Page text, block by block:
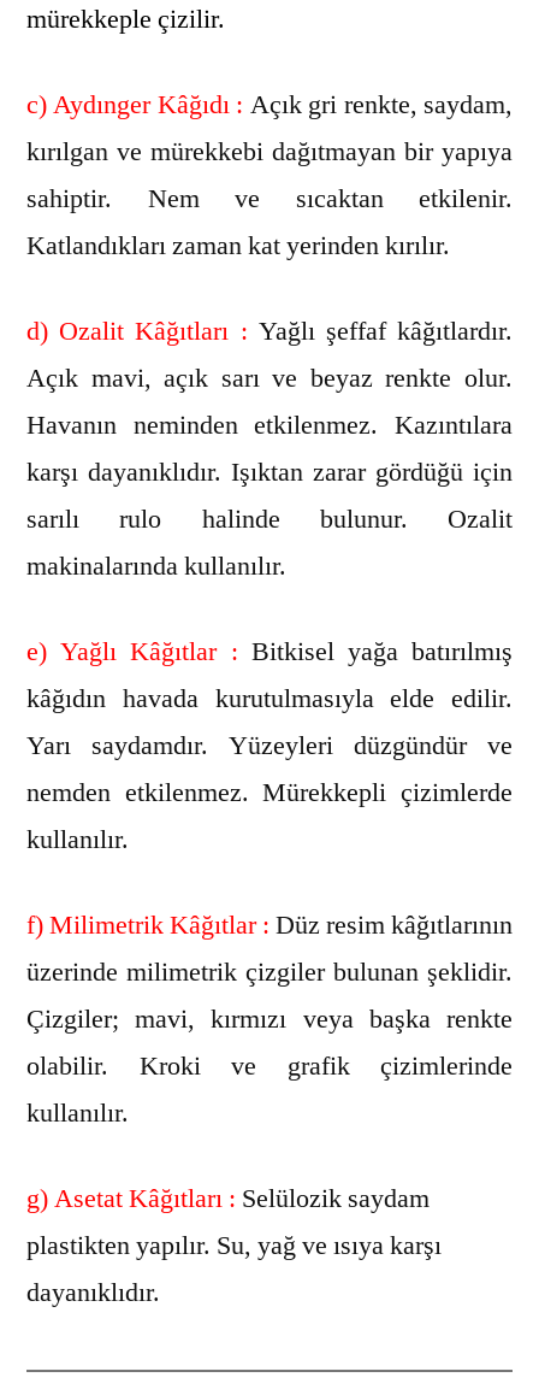
mürekkeple çizilir.
c) Aydınger Kâğıdı : Açık gri renkte, saydam,
kırılgan ve mürekkebi dağıtmayan bir yapıya
sahiptir. Nem ve sıcaktan etkilenir.
Katlandıkları zaman kat yerinden kırılır.
d) Ozalit Kâğıtları : Yağlı şeffaf kâğıtlardır.
Açık mavi, açık sarı ve beyaz renkte olur.
Havanın neminden etkilenmez. Kazıntılara
karşı dayanıklıdır. Işıktan zarar gördüğü için
sarılı rulo halinde bulunur. Ozalit
makinalarında kullanılır.
e) Yağlı Kâğıtlar : Bitkisel yağa batırılmış
kâğıdın havada kurutulmasıyla elde edilir.
Yarı saydamdır. Yüzeyleri düzgündür ve
nemden etkilenmez. Mürekkepli çizimlerde
kullanılır.
f) Milimetrik Kâğıtlar : Düz resim kâğıtlarının
üzerinde milimetrik çizgiler bulunan şeklidir.
Çizgiler; mavi, kırmızı veya başka renkte
olabilir. Kroki ve grafik çizimlerinde
kullanılır.
g) Asetat Kâğıtları : Selülozik saydam
plastikten yapılır. Su, yağ ve ısıya karşı
dayanıklıdır.